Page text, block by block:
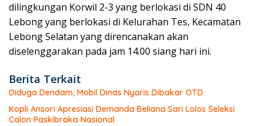
dilingkungan Korwil 2-3 yang berlokasi di SDN 40
Lebong yang berlokasi di Kelurahan Tes, Kecamatan
Lebong Selatan yang direncanakan akan
diselenggarakan pada jam 14.00 siang hari ini.
Berita Terkait
Diduga Dendam, Mobil Dinas Nyaris Dibakar OTD
Kopli Ansori Apresiasi Demanda Beliana Sari Lolos Seleksi
Calon Paskibraka Nasional